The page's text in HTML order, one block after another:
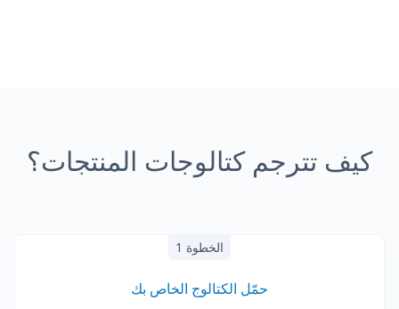
كيف تترجم كتالوجات المنتجات؟
الخطوة 1
حمّل الكتالوج الخاص بك